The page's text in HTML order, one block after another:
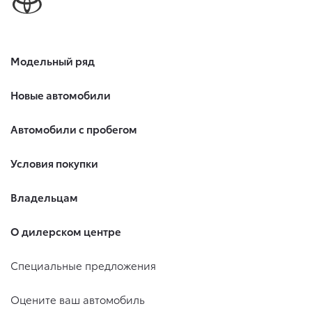
Модельный ряд
Новые автомобили
Автомобили с пробегом
Условия покупки
Владельцам
О дилерском центре
Специальные предложения
Оцените ваш автомобиль